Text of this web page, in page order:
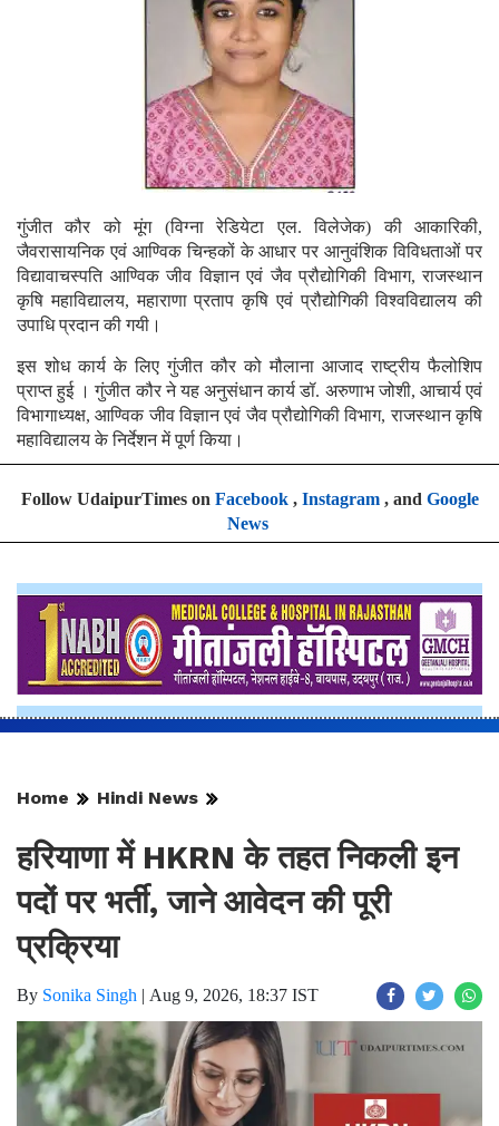
गुंजीत कौर को मूंग (विग्ना रेडियेटा एल. विलेजेक) की आकारिकी,
जैवरासायनिक एवं आण्विक चिन्हकों के आधार पर आनुवंशिक विविधताओं पर
विद्यावाचस्पति आण्विक जीव विज्ञान एवं जैव प्रौद्योगिकी विभाग, राजस्थान
कृषि महाविद्यालय, महाराणा प्रताप कृषि एवं प्रौद्योगिकी विश्वविद्यालय की
उपाधि प्रदान की गयी।
इस शोध कार्य के लिए गुंजीत कौर को मौलाना आजाद राष्ट्रीय फैलोशिप
प्राप्त हुई । गुंजीत कौर ने यह अनुसंधान कार्य डॉ. अरुणाभ जोशी, आचार्य एवं
विभागाध्यक्ष, आण्विक जीव विज्ञान एवं जैव प्रौद्योगिकी विभाग, राजस्थान कृषि
महाविद्यालय के निर्देशन में पूर्ण किया।
Follow UdaipurTimes on Facebook, Instagram, and Google
News
Home Hindi News
हरियाणा में HKRN के तहत निकली इन
पदों पर भर्ती, जाने आवेदन की पूरी
प्रक्रिया
By Sonika Singh | Aug 9, 2026, 18:37 IST